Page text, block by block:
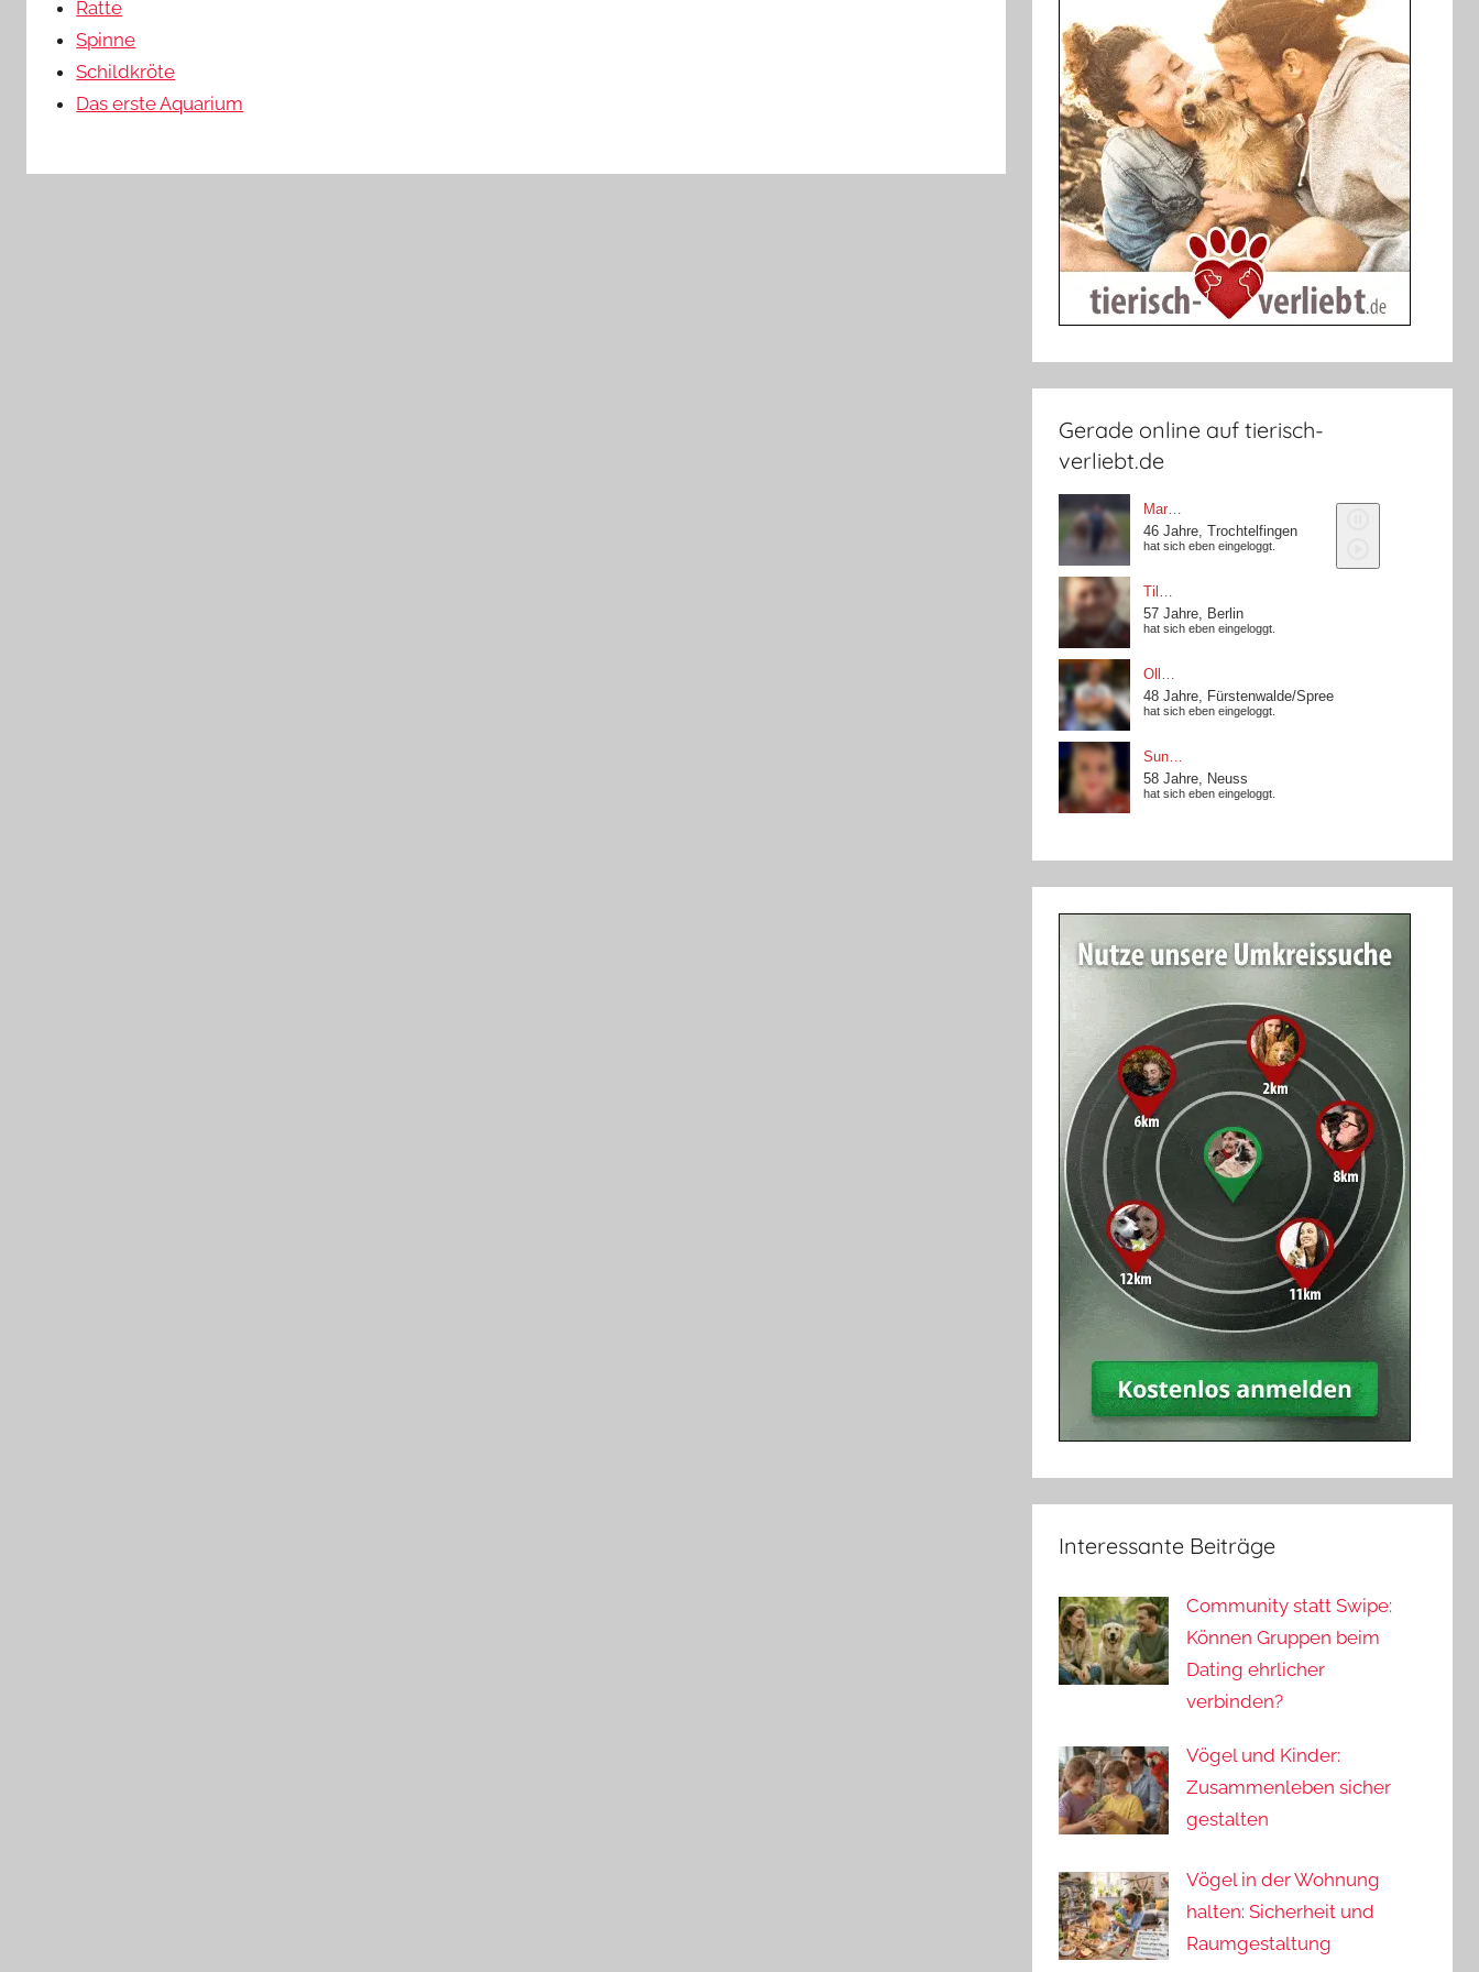
Ratte
Spinne
Schildkröte
Das erste Aquarium
Gerade online auf tierisch-
verliebt.de
Interessante Beiträge
Community statt Swipe:
Können Gruppen beim
Dating ehrlicher
verbinden?
Vögel und Kinder:
Zusammenleben sicher
gestalten
Vögel in der Wohnung
halten: Sicherheit und
Raumgestaltung